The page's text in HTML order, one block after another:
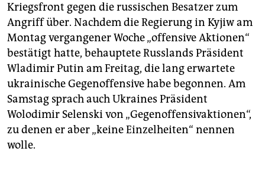
epaper login
Kriegsfront gegen die russischen Besatzer zum
Angriff über. Nachdem die Regierung in Kyjiw am
Montag vergangener Woche „offensive Aktionen“
bestätigt hatte, behauptete Russlands Präsident
Wladimir Putin am Freitag, die lang erwartete
ukrainische Gegenoffensive habe begonnen. Am
Samstag sprach auch Ukraines Präsident
Wolodimir Selenski von „Gegenoffensivaktionen“,
zu denen er aber „keine Einzelheiten“ nennen
wolle.